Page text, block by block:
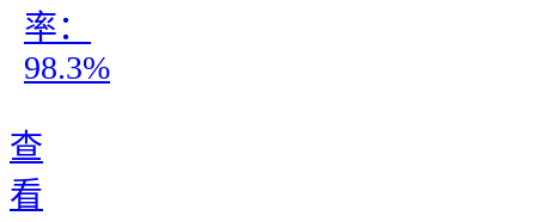
率：
98.3%
查
看